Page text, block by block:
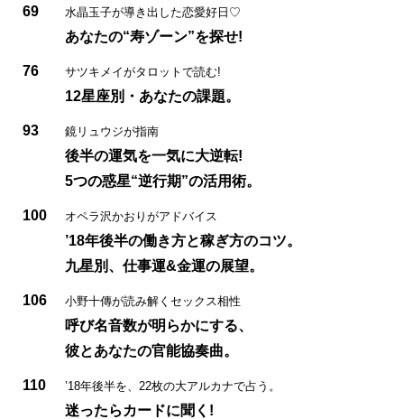
69 水晶玉子が導き出した恋愛好日♡
あなたの“寿ゾーン”を探せ!
76 サツキメイがタロットで読む!
12星座別・あなたの課題。
93 鏡リュウジが指南
後半の運気を一気に大逆転!
5つの惑星“逆行期”の活用術。
100 オペラ沢かおりがアドバイス
’18年後半の働き方と稼ぎ方のコツ。
九星別、仕事運&金運の展望。
106 小野十傳が読み解くセックス相性
呼び名音数が明らかにする、
彼とあなたの官能協奏曲。
110 ’18年後半を、22枚の大アルカナで占う。
迷ったらカードに聞く!